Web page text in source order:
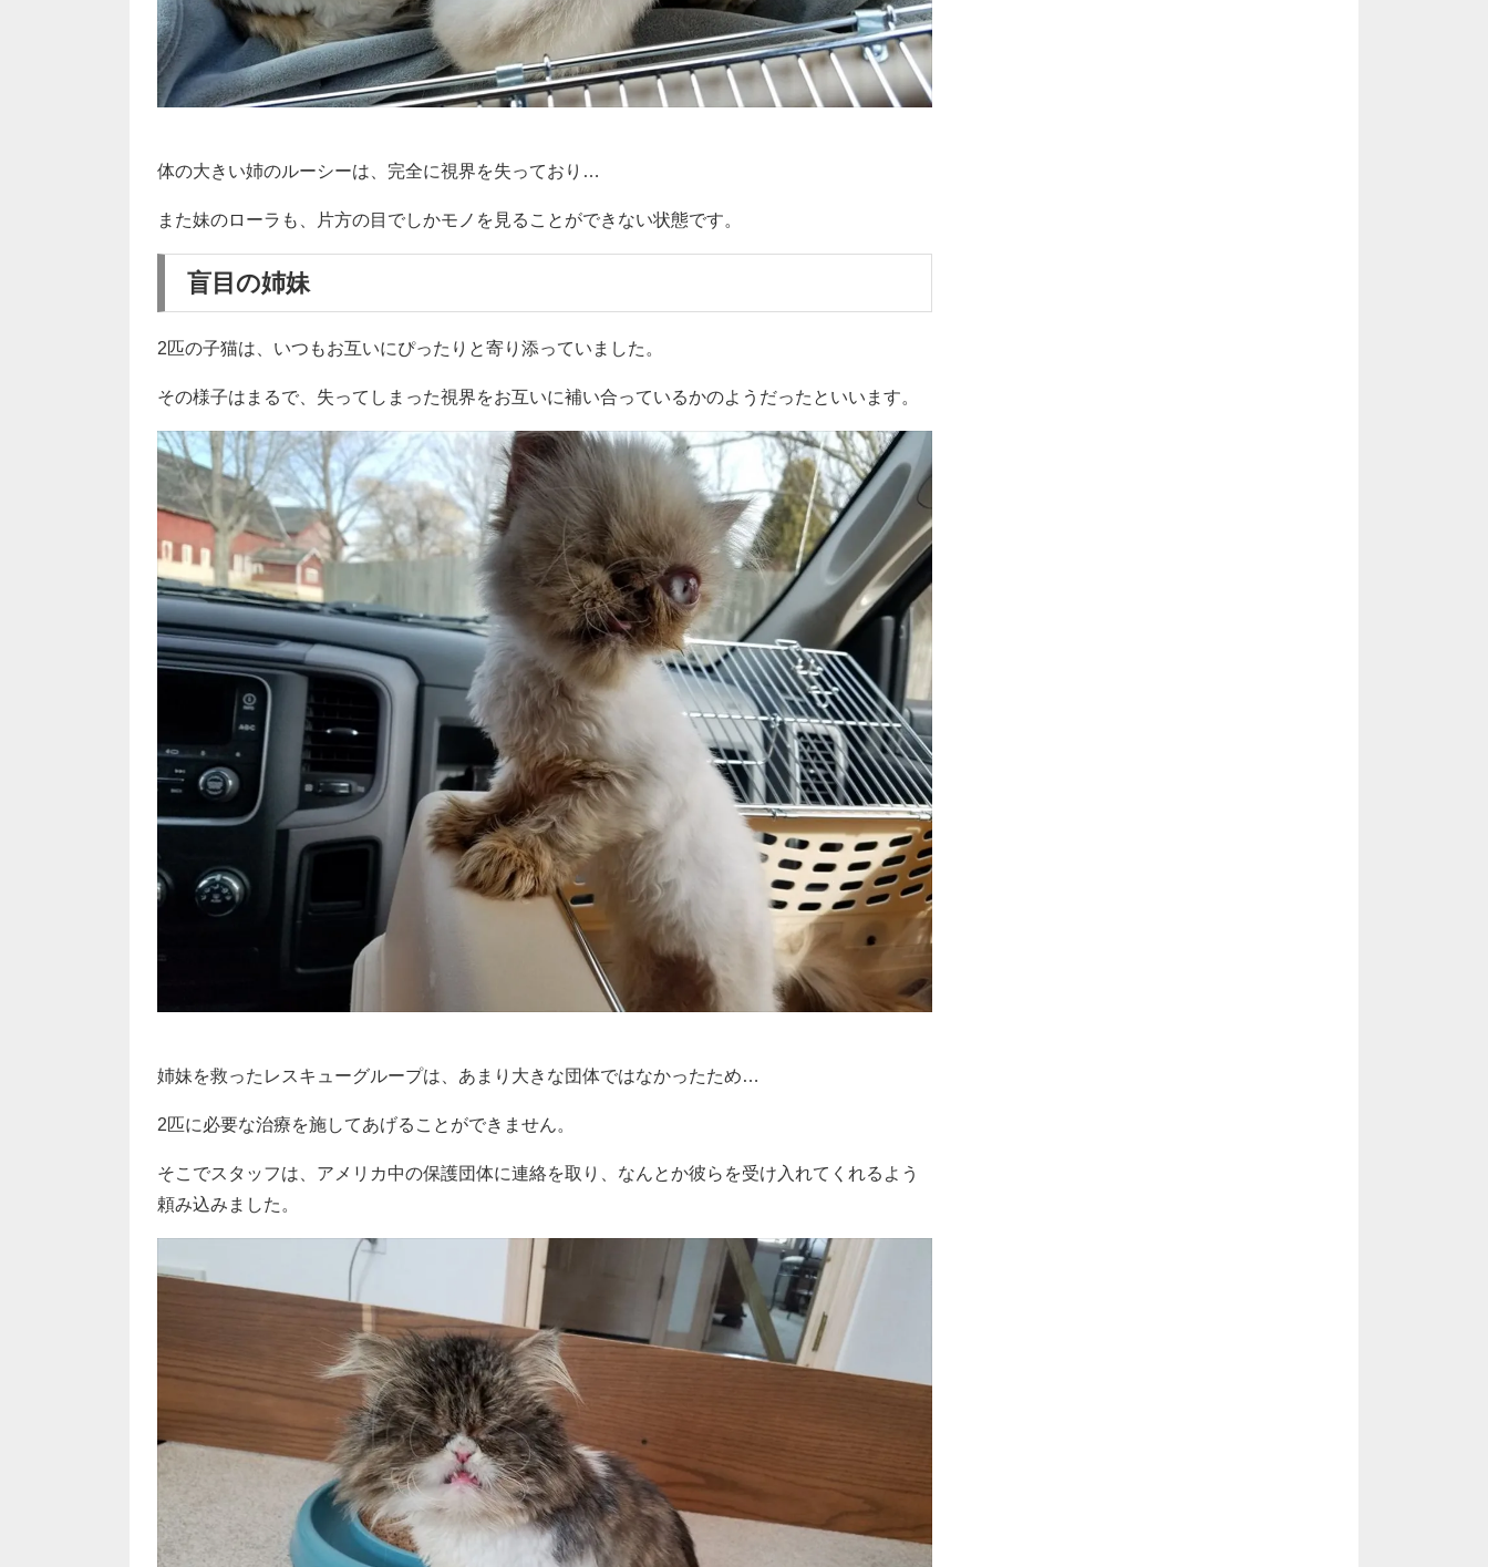
体の大きい姉のルーシーは、完全に視界を失っており…
また妹のローラも、片方の目でしかモノを見ることができない状態です。
盲目の姉妹
2匹の子猫は、いつもお互いにぴったりと寄り添っていました。
その様子はまるで、失ってしまった視界をお互いに補い合っているかのようだったといいます。
姉妹を救ったレスキューグループは、あまり大きな団体ではなかったため…
2匹に必要な治療を施してあげることができません。
そこでスタッフは、アメリカ中の保護団体に連絡を取り、なんとか彼らを受け入れてくれるよう
頼み込みました。